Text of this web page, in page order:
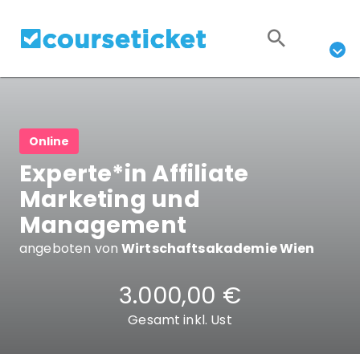
Online
Experte*in Affiliate
Marketing und
Management
angeboten von Wirtschaftsakademie Wien
3.000,00 €
Gesamt inkl. Ust